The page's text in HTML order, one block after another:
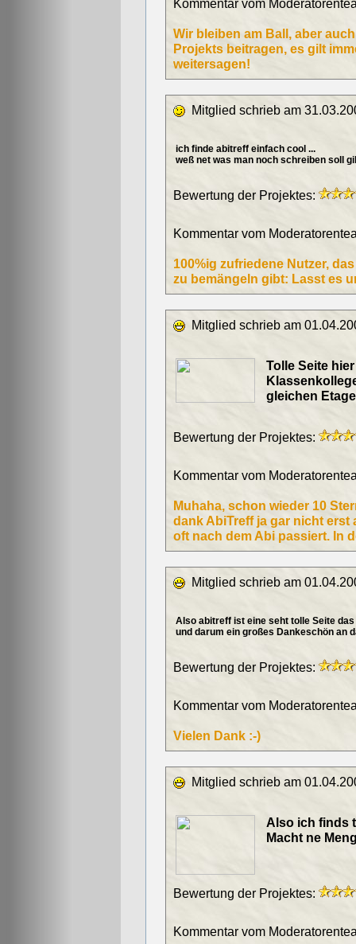
Kommentar vom
Wir bleiben am Ball, aber
Projekts beitragen, es gilt
weitersagen!
Mitglied schrieb am
ich finde abitreff einfach cool ...
weß net was man noch schreiben soll
Bewertung der Projektes:
Kommentar vom
100%ig zufriedene Nutzer,
zu bemängeln gibt: Lasst es
Mitglied schrieb am
Tolle Seite
gleichen
Bewertung der Projektes:
Kommentar vom
Muhaha, schon wieder 10
dank AbiTreff ja gar nicht erst
oft nach dem Abi passiert. In
Mitglied schrieb am
Also abitreff ist eine seht tolle Seite
und darum ein großes Dankeschön an
Bewertung der Projektes:
Kommentar vom
Vielen Dank :-)
Mitglied schrieb am
Also ich finds
Macht ne
Bewertung der Projektes:
Kommentar vom